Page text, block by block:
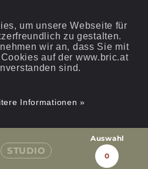
um unsere Webseite für
zu gestalten.
wir an, dass Sie mit
auf der www.bric.at
sind.
Informationen »
STUDIO
Auswahl
0